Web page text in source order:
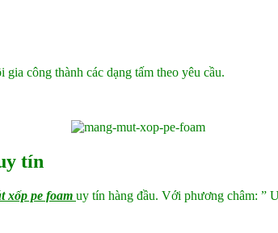
công thành các dạng tấm theo yêu cầu.
tín
xốp pe foam uy tín hàng đầu. Với phương châm: ”